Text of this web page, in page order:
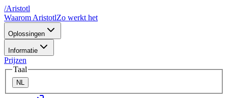
/Aristotl
Waarom AristotlZo werkt het
Oplossingen
Informatie
Prijzen
Taal
NL